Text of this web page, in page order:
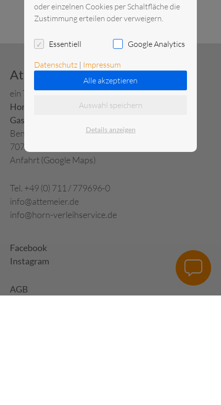
Attemeier Mietservice
ein Tochterunternehmen von
Horn Verleihservice
Gastronomie-Großhandel
Benzstraße 17
70771 Leinfelden-Echterdingen
Anfahrt (Google Maps)
Tel. +49 (0) 711 / 779696-0
info@attemeier.de
info@horn-verleihservice.de
Facebook
Instagram
AGB
oder einzelnen Cookies per Schaltfläche die
Zustimmung erteilen oder verweigern.
Essentiell Google Analytics
Datenschutz | Impressum
Alle akzeptieren
Auswahl speichern
Details anzeigen